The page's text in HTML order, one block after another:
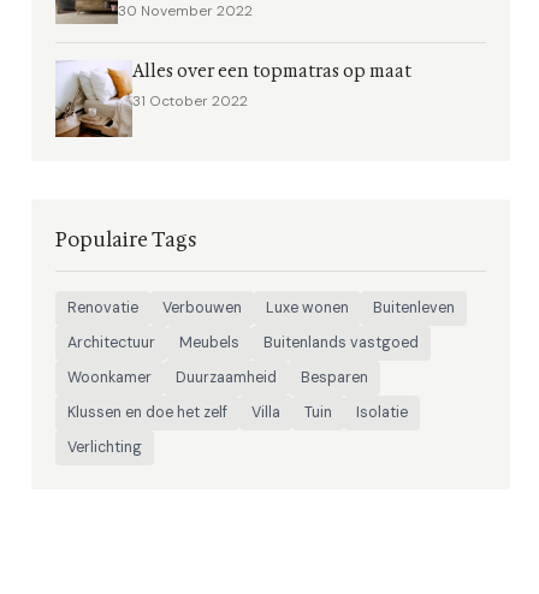
30 November 2022
Alles over een topmatras op maat
31 October 2022
Populaire Tags
Renovatie Verbouwen Luxe wonen
Buitenleven
Architectuur
Meubels
Buitenlands vastgoed
Woonkamer
Duurzaamheid
Besparen
Klussen en doe het zelf
Villa Tuin
Isolatie
Verlichting